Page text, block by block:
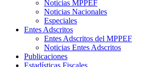
Noticias MPPEF
Noticias Nacionales
Especiales
Entes Adscritos
Entes Adscritos del MPPEF
Noticias Entes Adscritos
Publicaciones
Estadísticas Fiscales